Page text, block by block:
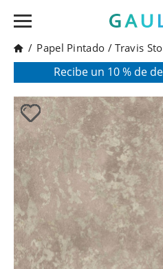
/ Papel Pintado / Travis
Pon en tu cesta el
Recibe un 10 % de
* Válido para pedidos